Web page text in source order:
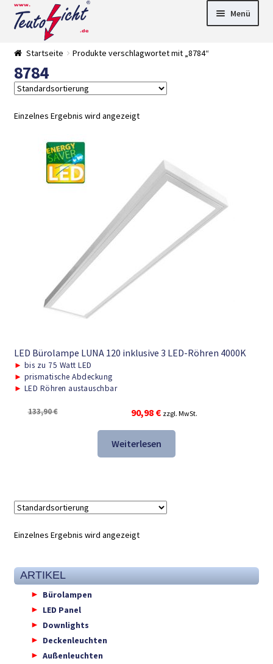
Zur
Navigation
springen
Springe
zum
Menü
►
Startseite Produkte verschlagwortet mit „8784“
8784
Einzelnes Ergebnis wird angezeigt
LED Bürolampe LUNA 120 inklusive 3 LED-Röhren 4000K
► bis zu 75 Watt LED
► prismatische Abdeckung
► LED Röhren austauschbar
133,90€
Ursprünglicher
Preis
war:
133,90 €
90,98 €Aktueller
Preis
ist:
90,98 €.
zzgl. MwSt.
Weiterlesen
Einzelnes Ergebnis wird angezeigt
ARTIKEL
Bürolampen
LED Panel
Downlights
Deckenleuchten
Außenleuchten